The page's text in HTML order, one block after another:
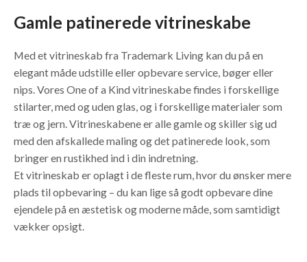
Gamle patinerede vitrineskabe
Med et vitrineskab fra Trademark Living kan du på en
elegant måde udstille eller opbevare service, bøger eller
nips. Vores One of a Kind vitrineskabe findes i forskellige
stilarter, med og uden glas, og i forskellige materialer som
træ og jern. Vitrineskabene er alle gamle og skiller sig ud
med den afskallede maling og det patinerede look, som
bringer en rustikhed ind i din indretning.
Et vitrineskab er oplagt i de fleste rum, hvor du ønsker mere
plads til opbevaring – du kan lige så godt opbevare dine
ejendele på en æstetisk og moderne måde, som samtidigt
vækker opsigt.